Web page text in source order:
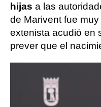
hijas a las
de Marivent fue
extenista acudió en
prever que el